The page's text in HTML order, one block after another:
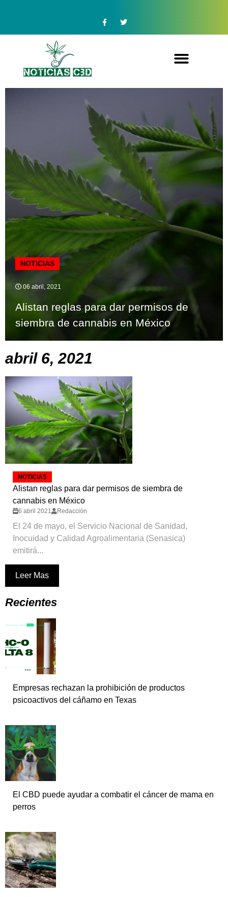
NOTICIAS
06 abril, 2021
Alistan reglas para dar permisos de
siembra de cannabis en México
abril 6, 2021
NOTICIAS
Alistan reglas para dar permisos de siembra de
cannabis en México
6 abril 2021 Redacción
El 24 de mayo, el Servicio Nacional de Sanidad,
Inocuidad y Calidad Agroalimentaria (Senasica)
emitirá...
Leer Mas
Recientes
Empresas rechazan la prohibición de productos
psicoactivos del cáñamo en Texas
El CBD puede ayudar a combatir el cáncer de mama en
perros